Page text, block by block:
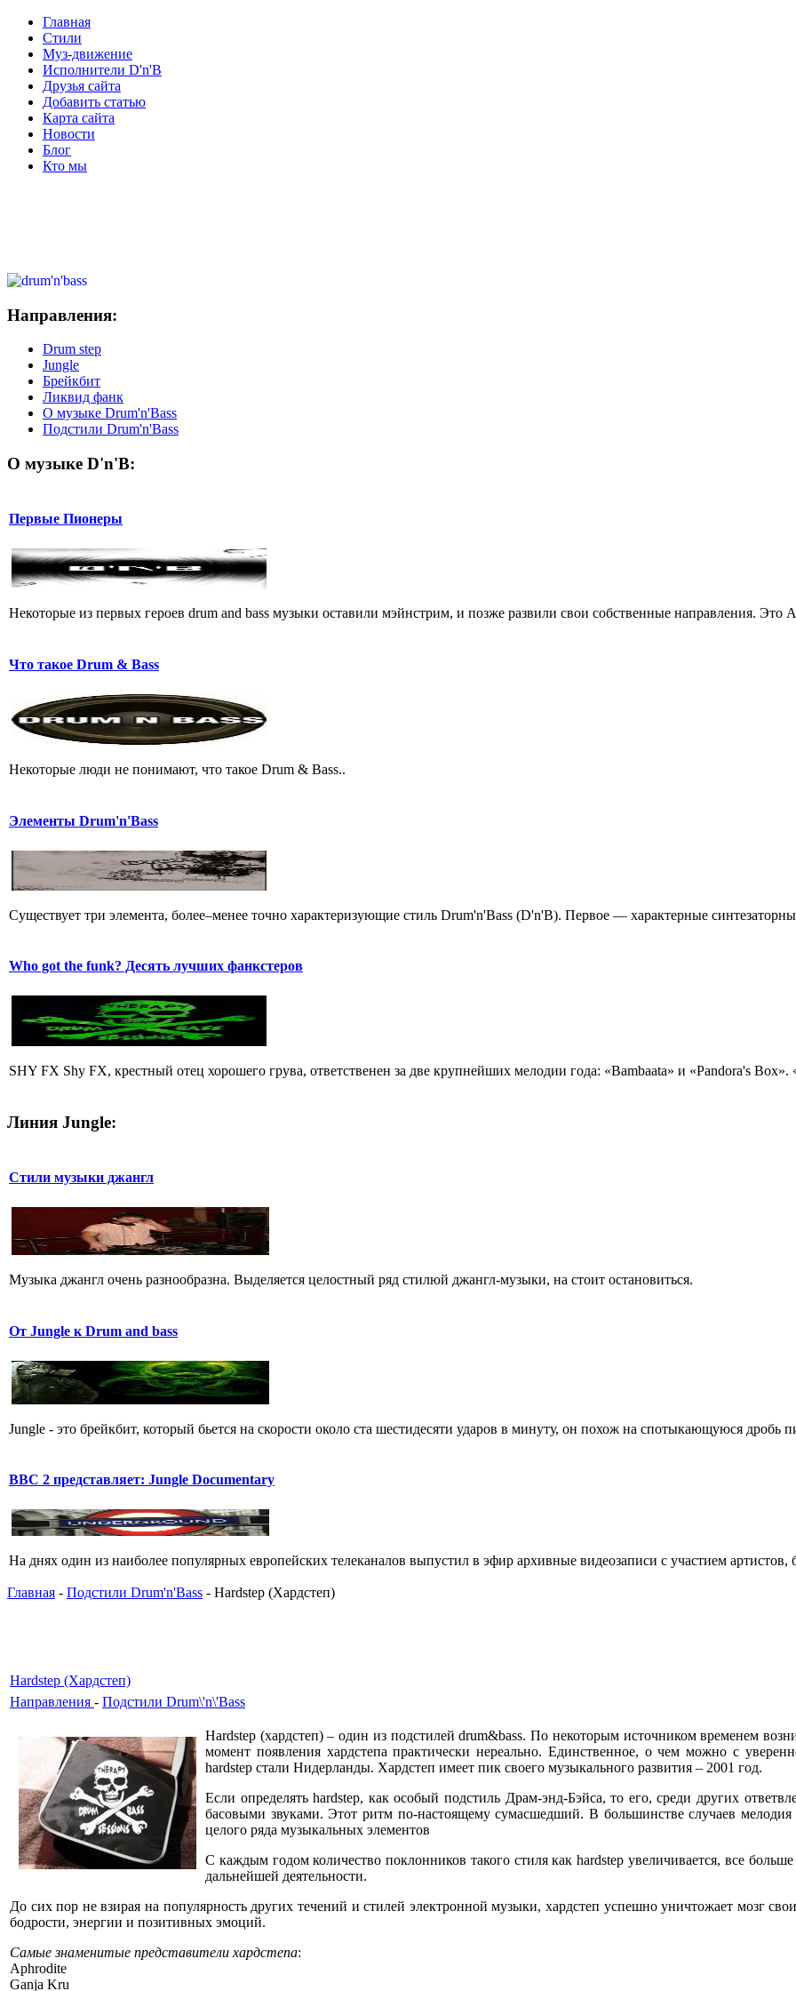
Главная
Стили
Муз-движение
Исполнители D'n'B
Друзья сайта
Добавить статью
Карта сайта
Новости
Блог
Кто мы
Направления:
Drum step
Jungle
Брейкбит
Ликвид фанк
О музыке Drum'n'Bass
Подстили Drum'n'Bass
О музыке D'n'B:
Первые Пионеры
Некоторые из первых героев drum and bass музыки оставили мэйнстрим, и позже развили свои собственные направления. Это
Что такое Drum & Bass
Некоторые люди не понимают, что такое Drum & Bass..
Элементы Drum'n'Bass
Существует три элемента, более–менее точно характеризующие стиль Drum'n'Bass (D'n'B). Первое — характерные
Who got the funk? Десять лучших фанкстеров
SHY FX Shy FX, крестный отец хорошего грува, ответственен за две крупнейших мелодии года: «Bambaata» и «Pandora's Box».
Линия Jungle:
Стили музыки джангл
Музыка джангл очень разнообразна. Выделяется целостный ряд стилюй джангл-музыки, на стоит остановиться.
От Jungle к Drum and bass
Jungle - это брейкбит, который бьется на скорости около ста шестидесяти ударов в минуту, он похож на спотыкающуюся дробь
BBC 2 представляет: Jungle Documentary
На днях один из наиболее популярных европейских телеканалов выпустил в эфир архивные видеозаписи с участием артистов,
Главная - Подстили Drum'n'Bass - Hardstep (Хардстеп)
Hardstep (Хардстеп)
Направления - Подстили Drum\'n\'Bass
Hardstep (хардстеп) – один из подстилей drum&bass. По некоторым источником временем
момент появления хардстепа практически нереально. Единственное, о чем можно с
hardstep стали Нидерланды. Хардстеп имеет пик своего музыкального развития – 2001 год.
Если определять hardstep, как особый подстиль Драм-энд-Бэйса, то его, среди других
басовыми звуками. Этот ритм по-настоящему сумасшедший. В большинстве случаев
целого ряда музыкальных элементов
С каждым годом количество поклонников такого стиля как hardstep увеличивается, все
дальнейшей деятельности.
До сих пор не взирая на популярность других течений и стилей электронной музыки, хардстеп успешно уничтожает мозг
бодрости, энергии и позитивных эмоций.
Самые знаменитые представители хардстепа:
Aphrodite
Ganja Kru